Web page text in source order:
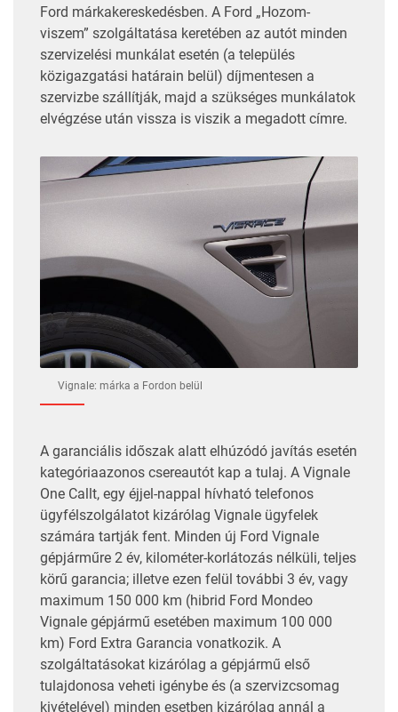
Ford márkakereskedésben. A Ford „Hozom-
viszem” szolgáltatása keretében az autót minden
szervizelési munkálat esetén (a település
közigazgatási határain belül) díjmentesen a
szervizbe szállítják, majd a szükséges munkálatok
elvégzése után vissza is viszik a megadott címre.
Vignale: márka a Fordon belül
A garanciális időszak alatt elhúzódó javítás esetén
kategóriaazonos csereautót kap a tulaj. A Vignale
One Callt, egy éjjel-nappal hívható telefonos
ügyfélszolgálatot kizárólag Vignale ügyfelek
számára tartják fent. Minden új Ford Vignale
gépjárműre 2 év, kilométer-korlátozás nélküli, teljes
körű garancia; illetve ezen felül további 3 év, vagy
maximum 150 000 km (hibrid Ford Mondeo
Vignale gépjármű esetében maximum 100 000
km) Ford Extra Garancia vonatkozik. A
szolgáltatásokat kizárólag a gépjármű első
tulajdonosa veheti igénybe és (a szervizcsomag
kivételével) minden esetben kizárólag annál a